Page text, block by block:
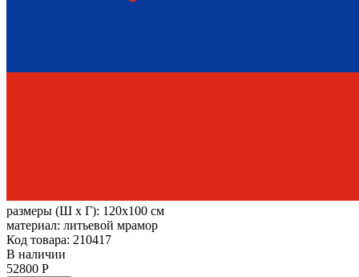
размеры (Ш х Г): 120x100 см
материал: литьевой мрамор
Код товара: 210417
В наличии
52800 Р